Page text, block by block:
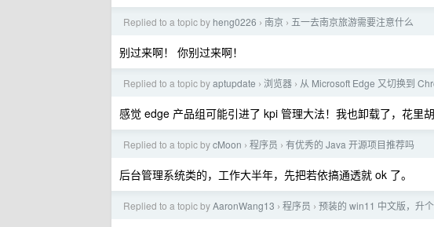
Replied to a topic by heng0226 › 南京 › 五一去南京旅游需要注意什么
别过来啊！ 你别过来啊！
Replied to a topic byaptupdate › 浏览器 › 从 Microsoft Edge 又切换到
感觉 edge 产品组可能引进了 kpi 管理大法！我也卸载了，花里
Replied to a topic bycMoon › 程序员 › 有优秀的 Java 开源项目推荐吗
后台管理系统类的，工作大半年，先把若依搞通透就 ok 了。
Replied to a topic byAaronWang13 › 程序员 › 预装的 win11 中文版，升